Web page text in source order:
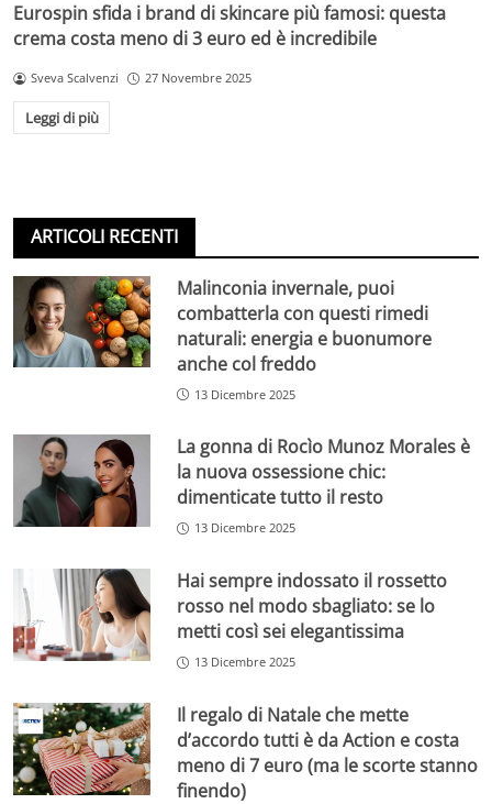
Eurospin sfida i brand di skincare più famosi: questa
crema costa meno di 3 euro ed è incredibile
Sveva Scalvenzi 27 Novembre 2025
Leggi di più
ARTICOLI RECENTI
Malinconia invernale, puoi
combatterla con questi rimedi
naturali: energia e buonumore
anche col freddo
13 Dicembre 2025
La gonna di Rocìo Munoz Morales è
la nuova ossessione chic:
dimenticate tutto il resto
13 Dicembre 2025
Hai sempre indossato il rossetto
rosso nel modo sbagliato: se lo
metti così sei elegantissima
13 Dicembre 2025
Il regalo di Natale che mette
d’accordo tutti è da Action e costa
meno di 7 euro (ma le scorte stanno
finendo)